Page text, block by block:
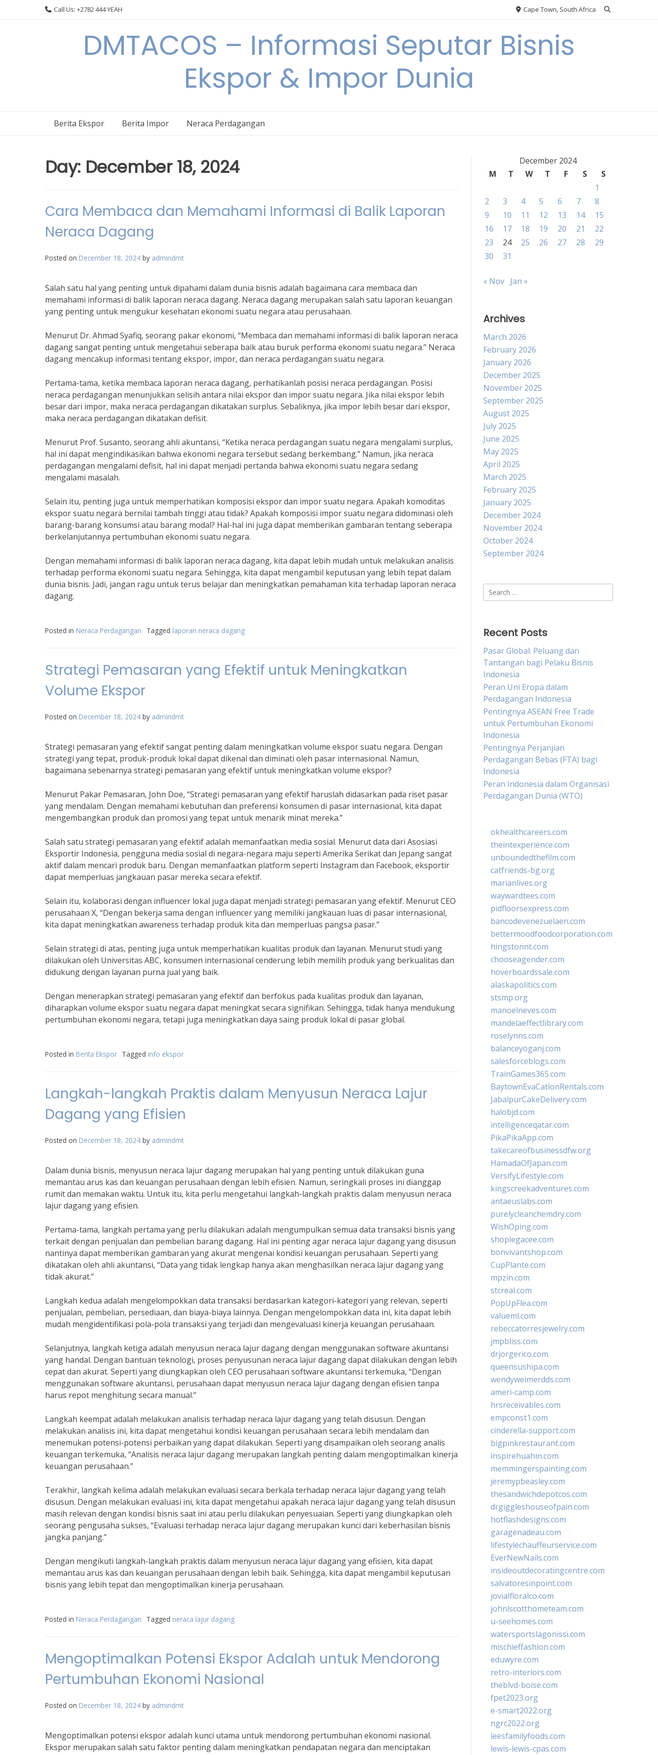
Call Us: +2782 444 YEAH Cape Town, South Africa
DMTACOS – Informasi Seputar Bisnis
Ekspor & Impor Dunia
Berita Ekspor Berita Impor Neraca Perdagangan
Day: December 18, 2024
Cara Membaca dan Memahami Informasi di Balik Laporan
Neraca Dagang
Posted on December 18, 2024 by admindmt
Salah satu hal yang penting untuk dipahami dalam dunia bisnis adalah bagaimana cara membaca dan
memahami informasi di balik laporan neraca dagang. Neraca dagang merupakan salah satu laporan keuangan
yang penting untuk mengukur kesehatan ekonomi suatu negara atau perusahaan.
Menurut Dr. Ahmad Syafiq, seorang pakar ekonomi, “Membaca dan memahami informasi di balik laporan neraca
dagang sangat penting untuk mengetahui seberapa baik atau buruk performa ekonomi suatu negara.” Neraca
dagang mencakup informasi tentang ekspor, impor, dan neraca perdagangan suatu negara.
Pertama-tama, ketika membaca laporan neraca dagang, perhatikanlah posisi neraca perdagangan. Posisi
neraca perdagangan menunjukkan selisih antara nilai ekspor dan impor suatu negara. Jika nilai ekspor lebih
besar dari impor, maka neraca perdagangan dikatakan surplus. Sebaliknya, jika impor lebih besar dari ekspor,
maka neraca perdagangan dikatakan defisit.
Menurut Prof. Susanto, seorang ahli akuntansi, “Ketika neraca perdagangan suatu negara mengalami surplus,
hal ini dapat mengindikasikan bahwa ekonomi negara tersebut sedang berkembang.” Namun, jika neraca
perdagangan mengalami defisit, hal ini dapat menjadi pertanda bahwa ekonomi suatu negara sedang
mengalami masalah.
Selain itu, penting juga untuk memperhatikan komposisi ekspor dan impor suatu negara. Apakah komoditas
ekspor suatu negara bernilai tambah tinggi atau tidak? Apakah komposisi impor suatu negara didominasi oleh
barang-barang konsumsi atau barang modal? Hal-hal ini juga dapat memberikan gambaran tentang seberapa
berkelanjutannya pertumbuhan ekonomi suatu negara.
Dengan memahami informasi di balik laporan neraca dagang, kita dapat lebih mudah untuk melakukan analisis
terhadap performa ekonomi suatu negara. Sehingga, kita dapat mengambil keputusan yang lebih tepat dalam
dunia bisnis. Jadi, jangan ragu untuk terus belajar dan meningkatkan pemahaman kita terhadap laporan neraca
dagang.
Posted in Neraca Perdagangan Tagged laporan neraca dagang
Strategi Pemasaran yang Efektif untuk Meningkatkan
Volume Ekspor
Posted on December 18, 2024 by admindmt
Strategi pemasaran yang efektif sangat penting dalam meningkatkan volume ekspor suatu negara. Dengan
strategi yang tepat, produk-produk lokal dapat dikenal dan diminati oleh pasar internasional. Namun,
bagaimana sebenarnya strategi pemasaran yang efektif untuk meningkatkan volume ekspor?
Menurut Pakar Pemasaran, John Doe, “Strategi pemasaran yang efektif haruslah didasarkan pada riset pasar
yang mendalam. Dengan memahami kebutuhan dan preferensi konsumen di pasar internasional, kita dapat
mengembangkan produk dan promosi yang tepat untuk menarik minat mereka.”
Salah satu strategi pemasaran yang efektif adalah memanfaatkan media sosial. Menurut data dari Asosiasi
Eksportir Indonesia, pengguna media sosial di negara-negara maju seperti Amerika Serikat dan Jepang sangat
aktif dalam mencari produk baru. Dengan memanfaatkan platform seperti Instagram dan Facebook, eksportir
dapat memperluas jangkauan pasar mereka secara efektif.
Selain itu, kolaborasi dengan influencer lokal juga dapat menjadi strategi pemasaran yang efektif. Menurut CEO
perusahaan X, “Dengan bekerja sama dengan influencer yang memiliki jangkauan luas di pasar internasional,
kita dapat meningkatkan awareness terhadap produk kita dan memperluas pangsa pasar.”
Selain strategi di atas, penting juga untuk memperhatikan kualitas produk dan layanan. Menurut studi yang
dilakukan oleh Universitas ABC, konsumen internasional cenderung lebih memilih produk yang berkualitas dan
didukung dengan layanan purna jual yang baik.
Dengan menerapkan strategi pemasaran yang efektif dan berfokus pada kualitas produk dan layanan,
diharapkan volume ekspor suatu negara dapat meningkat secara signifikan. Sehingga, tidak hanya mendukung
pertumbuhan ekonomi negara, tetapi juga meningkatkan daya saing produk lokal di pasar global.
Posted in Berita Ekspor Tagged info ekspor
Langkah-langkah Praktis dalam Menyusun Neraca Lajur
Dagang yang Efisien
Posted on December 18, 2024 by admindmt
Dalam dunia bisnis, menyusun neraca lajur dagang merupakan hal yang penting untuk dilakukan guna
memantau arus kas dan keuangan perusahaan dengan lebih efisien. Namun, seringkali proses ini dianggap
rumit dan memakan waktu. Untuk itu, kita perlu mengetahui langkah-langkah praktis dalam menyusun neraca
lajur dagang yang efisien.
Pertama-tama, langkah pertama yang perlu dilakukan adalah mengumpulkan semua data transaksi bisnis yang
terkait dengan penjualan dan pembelian barang dagang. Hal ini penting agar neraca lajur dagang yang disusun
nantinya dapat memberikan gambaran yang akurat mengenai kondisi keuangan perusahaan. Seperti yang
dikatakan oleh ahli akuntansi, “Data yang tidak lengkap hanya akan menghasilkan neraca lajur dagang yang
tidak akurat.”
Langkah kedua adalah mengelompokkan data transaksi berdasarkan kategori-kategori yang relevan, seperti
penjualan, pembelian, persediaan, dan biaya-biaya lainnya. Dengan mengelompokkan data ini, kita dapat lebih
mudah mengidentifikasi pola-pola transaksi yang terjadi dan mengevaluasi kinerja keuangan perusahaan.
Selanjutnya, langkah ketiga adalah menyusun neraca lajur dagang dengan menggunakan software akuntansi
yang handal. Dengan bantuan teknologi, proses penyusunan neraca lajur dagang dapat dilakukan dengan lebih
cepat dan akurat. Seperti yang diungkapkan oleh CEO perusahaan software akuntansi terkemuka, “Dengan
menggunakan software akuntansi, perusahaan dapat menyusun neraca lajur dagang dengan efisien tanpa
harus repot menghitung secara manual.”
Langkah keempat adalah melakukan analisis terhadap neraca lajur dagang yang telah disusun. Dengan
melakukan analisis ini, kita dapat mengetahui kondisi keuangan perusahaan secara lebih mendalam dan
menemukan potensi-potensi perbaikan yang dapat dilakukan. Seperti yang disampaikan oleh seorang analis
keuangan terkemuka, “Analisis neraca lajur dagang merupakan langkah penting dalam mengoptimalkan kinerja
keuangan perusahaan.”
Terakhir, langkah kelima adalah melakukan evaluasi secara berkala terhadap neraca lajur dagang yang telah
disusun. Dengan melakukan evaluasi ini, kita dapat mengetahui apakah neraca lajur dagang yang telah disusun
masih relevan dengan kondisi bisnis saat ini atau perlu dilakukan penyesuaian. Seperti yang diungkapkan oleh
seorang pengusaha sukses, “Evaluasi terhadap neraca lajur dagang merupakan kunci dari keberhasilan bisnis
jangka panjang.”
Dengan mengikuti langkah-langkah praktis dalam menyusun neraca lajur dagang yang efisien, kita dapat
memantau arus kas dan keuangan perusahaan dengan lebih baik. Sehingga, kita dapat mengambil keputusan
bisnis yang lebih tepat dan mengoptimalkan kinerja perusahaan.
Posted in Neraca Perdagangan Tagged neraca lajur dagang
Mengoptimalkan Potensi Ekspor Adalah untuk Mendorong
Pertumbuhan Ekonomi Nasional
Posted on December 18, 2024 by admindmt
Mengoptimalkan potensi ekspor adalah kunci utama untuk mendorong pertumbuhan ekonomi nasional.
Ekspor merupakan salah satu faktor penting dalam meningkatkan pendapatan negara dan menciptakan
December 2024
M
T W T F S
S
1
2
3 4 5 6 7
8
9
10 11 12 13 14
15
16
17 18 19 20 21
22
23
24 25 26 27 28
29
30
31
« Nov Jan »
Archives
March 2026
February 2026
January 2026
December 2025
November 2025
September 2025
August 2025
July 2025
June 2025
May 2025
April 2025
March 2025
February 2025
January 2025
December 2024
November 2024
October 2024
September 2024
Search
for:
Recent Posts
Pasar Global: Peluang dan
Tantangan bagi Pelaku Bisnis
Indonesia
Peran Uni Eropa dalam
Perdagangan Indonesia
Pentingnya ASEAN Free Trade
untuk Pertumbuhan Ekonomi
Indonesia
Pentingnya Perjanjian
Perdagangan Bebas (FTA) bagi
Indonesia
Peran Indonesia dalam Organisasi
Perdagangan Dunia (WTO)
okhealthcareers.com
theintexperience.com
unboundedthefilm.com
catfriends-bg.org
marianlives.org
waywardtees.com
pidfloorsexpress.com
bancodevenezuelaen.com
bettermoodfoodcorporation.com
hingstonnt.com
chooseagender.com
hoverboardssale.com
alaskapolitics.com
stsmp.org
manoelneves.com
mandelaeffectlibrary.com
roselynns.com
balanceyoganj.com
salesforceblogs.com
TrainGames365.com
BaytownEvaCationRentals.com
JabalpurCakeDelivery.com
halobjd.com
intelligenceqatar.com
PikaPikaApp.com
takecareofbusinessdfw.org
HamadaOfJapan.com
VersifyLifestyle.com
kingscreekadventures.com
antaeuslabs.com
purelycleanchemdry.com
WishOping.com
shoplegacee.com
bonvivantshop.com
CupPlante.com
mpzin.com
stcreal.com
PopUpFlea.com
valueml.com
rebeccatorresjewelry.com
jmpbliss.com
drjorgerico.com
queensushipa.com
wendyweimerdds.com
ameri-camp.com
hrsreceivables.com
empconst1.com
cinderella-support.com
bigpinkrestaurant.com
inspirehuahin.com
memmingerspainting.com
jeremypbeasley.com
thesandwichdepotcos.com
drgiggleshouseofpain.com
hotflashdesigns.com
garagenadeau.com
lifestylechauffeurservice.com
EverNewNails.com
insideoutdecoratingcentre.com
salvatoresinpoint.com
jovialfloralco.com
johnlscotthometeam.com
u-seehomes.com
watersportslagonissi.com
mischieffashion.com
eduwyre.com
retro-interiors.com
theblvd-boise.com
fpet2023.org
e-smart2022.org
ngrc2022.org
leesfamilyfoods.com
lewis-lewis-cpas.com